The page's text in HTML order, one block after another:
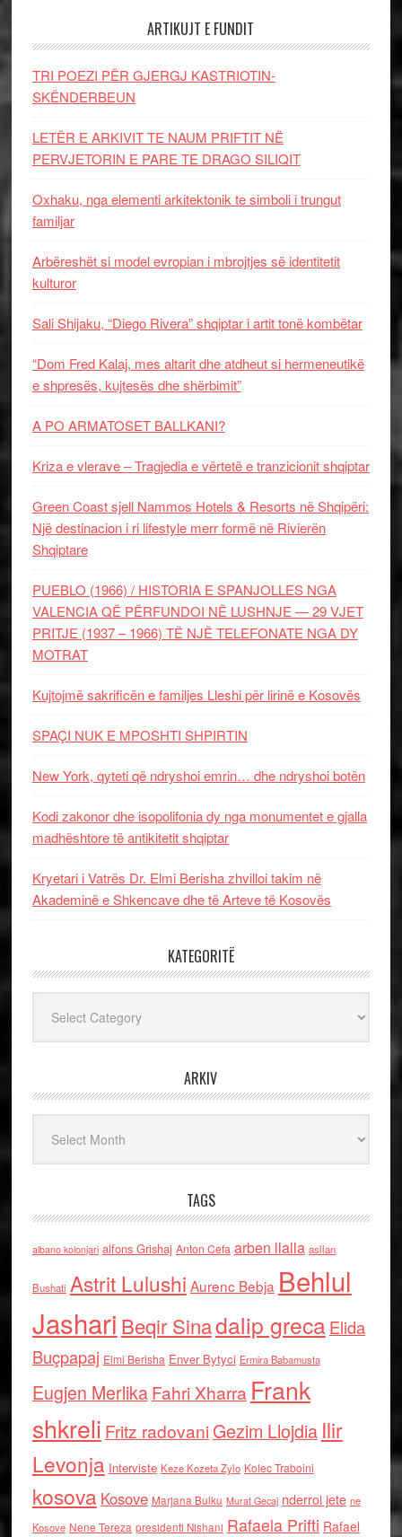
ARTIKUJT E FUNDIT
TRI POEZI PËR GJERGJ KASTRIOTIN-
SKËNDERBEUN
LETËR E ARKIVIT TE NAUM PRIFTIT NË
PERVJETORIN E PARE TE DRAGO SILIQIT
Oxhaku, nga elementi arkitektonik te simboli i trungut
familjar
Arbëreshët si model evropian i mbrojtjes së identitetit
kulturor
Sali Shijaku, “Diego Rivera” shqiptar i artit tonë kombëtar
“Dom Fred Kalaj, mes altarit dhe atdheut si hermeneutikë
e shpresës, kujtesës dhe shërbimit”
A PO ARMATOSET BALLKANI?
Kriza e vlerave – Tragjedia e vërtetë e tranzicionit shqiptar
Green Coast sjell Nammos Hotels & Resorts në Shqipëri:
Një destinacion i ri lifestyle merr formë në Rivierën
Shqiptare
PUEBLO (1966) / HISTORIA E SPANJOLLES NGA
VALENCIA QË PËRFUNDOI NË LUSHNJE — 29 VJET
PRITJE (1937 – 1966) TË NJË TELEFONATE NGA DY
MOTRAT
Kujtojmë sakrificën e familjes Lleshi për lirinë e Kosovës
SPAÇI NUK E MPOSHTI SHPIRTIN
New York, qyteti që ndryshoi emrin… dhe ndryshoi botën
Kodi zakonor dhe isopolifonia dy nga monumentet e gjalla
madhështore të antikitetit shqiptar
Kryetari i Vatrës Dr. Elmi Berisha zhvilloi takim në
Akademinë e Shkencave dhe të Arteve të Kosovës
KATEGORITË
ARKIV
TAGS
albano kolonjari alfons Grishaj Anton Cefa arben llalla asllan
Bushati Astrit Lulushi Aurenc Bebja Behlul
Jashari Beqir Sinadalip grecaElida
Buçpapaj Elmi Berisha Enver Bytyci Ermira Babamusta
Eugjen MerlikaFahri Xharra Frank
shkreli Fritz radovaniGezim Llojdia Ilir
Levonja Interviste Keze Kozeta Zylo Kolec Traboini
kosova Kosove Marjana Bulku Murat Gecaj nderroi jete ne
Kosove Nene Tereza presidenti Nishani Rafaela Prifti Rafael